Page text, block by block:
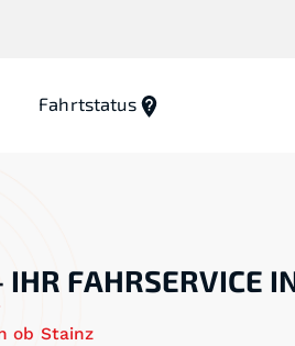
Fahrtstatus
IHR FAHRSERVICE
ob Stainz